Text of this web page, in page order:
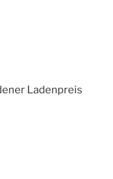
Ladenpreis